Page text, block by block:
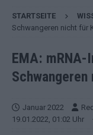
STARTSEITE
Schwangeren nicht für
EMA:
Januar 2022
19.01.2022, 01:02 Uhr